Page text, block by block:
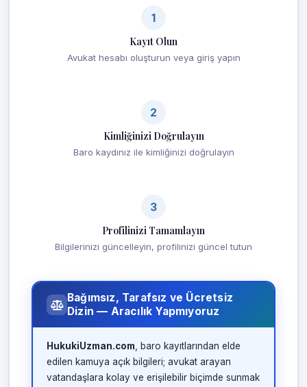
1
Kayıt Olun
Avukat hesabı oluşturun veya giriş yapın
2
Kimliğinizi Doğrulayın
Baro kaydınız ile kimliğinizi doğrulayın
3
Profilinizi Tamamlayın
Bilgilerinizi güncelleyin, profilinizi güncel tutun
Bağımsız, Tarafsız ve Ücretsiz
Dizin — Aracılık Yapmıyoruz
HukukiUzman.com , baro kayıtlarından elde
edilen kamuya açık bilgileri; avukat arayan
vatandaşlara kolay ve erişilebilir biçimde sunmak